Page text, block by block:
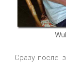
Сразу после